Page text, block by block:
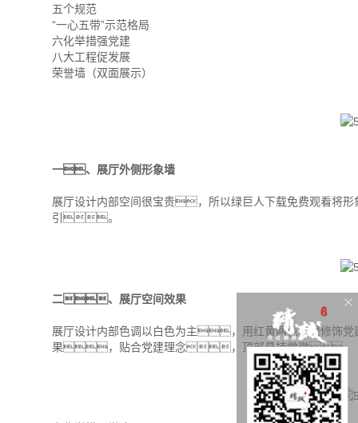
五个规范
“一心五带”示范格局
六化举措强党建
八大工程促发展
荣誉墙（双面展示）
一、展厅外侧形象墙
展厅设计内部空间很宝贵，所以绿巨人下载免费观看
引。
二、展厅空间效果
展厅设计内部色调以白色为主，用红黄两色点缀修饰
果，贴合党建理念，顶部悬挂党徽。